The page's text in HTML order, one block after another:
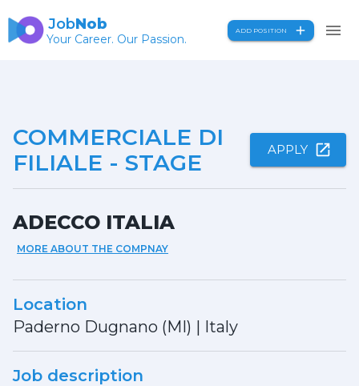
JobNob
Your Career. Our Passion.
ADD POSITION
COMMERCIALE DI
FILIALE - STAGE
APPLY
ADECCO ITALIA
MORE ABOUT THE COMPNAY
Location
Paderno Dugnano (MI) | Italy
Job description